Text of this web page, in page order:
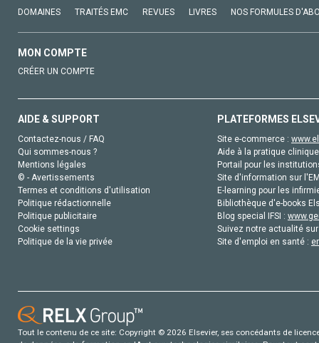
DOMAINES TRAITÉS EMC REVUES LIVRES NOS FORMULES
MON COMPTE
CRÉER UN COMPTE
AIDE & SUPPORT
Contactez-nous / FAQ
Qui sommes-nous ?
Mentions légales
© - Avertissements
Termes et conditions d'utilisation
Politique rédactionnelle
Politique publicitaire
Cookie settings
Politique de la vie privée
PLATEFORMES
Site e-commerce :
Aide à la pratique
Portail pour les
Site d'information sur
E-learning pour les
Bibliothèque d'e-books
Blog special IFSI :
Suivez notre actualité
Site d'emploi en santé :
Tout le contenu de ce site: Copyright © 2026 Elsevier, ses concédants de